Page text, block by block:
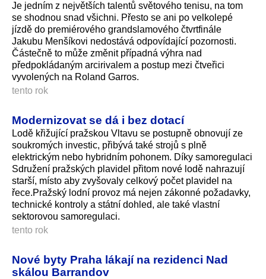
Je jedním z největších talentů světového tenisu, na tom
se shodnou snad všichni. Přesto se ani po velkolepé
jízdě do premiérového grandslamového čtvrtfinále
Jakubu Menšíkovi nedostává odpovídající pozornosti.
Částečně to může změnit případná výhra nad
předpokládaným arcirivalem a postup mezi čtveřici
vyvolených na Roland Garros.
tento rok
Modernizovat se dá i bez dotací
Lodě křižující pražskou Vltavu se postupně obnovují ze
soukromých investic, přibývá také strojů s plně
elektrickým nebo hybridním pohonem. Díky samoregulaci
Sdružení pražských plavidel přitom nové lodě nahrazují
starší, místo aby zvyšovaly celkový počet plavidel na
řece.Pražský lodní provoz má nejen zákonné požadavky,
technické kontroly a státní dohled, ale také vlastní
sektorovou samoregulaci.
tento rok
Nové byty Praha lákají na rezidenci Nad
skálou Barrandov